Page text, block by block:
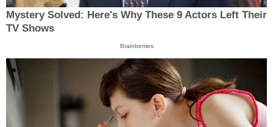
Mystery Solved: Here's Why These 9 Actors Left Their
TV Shows
Brainberries